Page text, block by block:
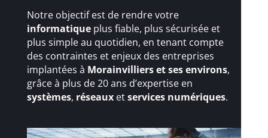
Notre objectif est de rendre votre
informatiqueplus fiable, plus sécurisée et
plus simple au quotidien, en tenant compte
des contraintes et enjeux des entreprises
implantées à Morainvilliers et ses environs,
grâce à plus de 20 ans d’expertise en
systèmes, réseauxetservices numériques.